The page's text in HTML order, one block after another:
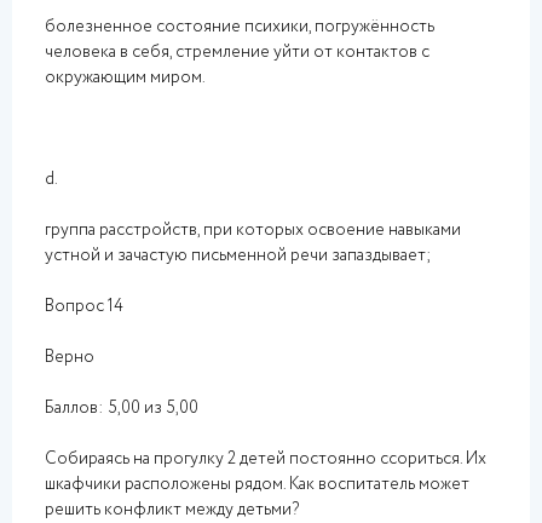
болезненное состояние психики, погружённость
человека в себя, стремление уйти от контактов с
окружающим миром.
d.
группа расстройств, при которых освоение навыками
устной и зачастую письменной речи запаздывает;
Вопрос 14
Верно
Баллов: 5,00 из 5,00
Собираясь на прогулку 2 детей постоянно ссориться. Их
шкафчики расположены рядом. Как воспитатель может
решить конфликт между детьми?